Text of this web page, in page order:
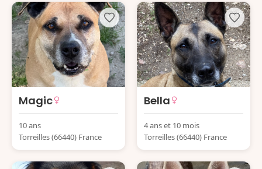
Magic
10 ans
Torreilles (66440) France
Bella
4 ans et 10 mois
Torreilles (66440) France